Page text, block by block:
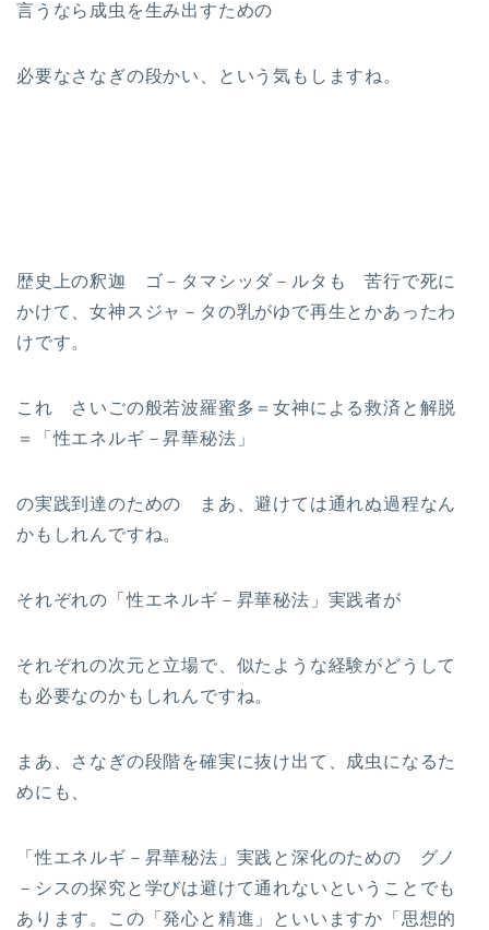
言うなら成虫を生み出すための
必要なさなぎの段かい、という気もしますね。
歴史上の釈迦 ゴ－タマシッダ－ルタも 苦行で死に
かけて、女神スジャ－タの乳がゆで再生とかあったわ
けです。
これ さいごの般若波羅蜜多＝女神による救済と解脱
＝「性エネルギ－昇華秘法」
の実践到達のための まあ、避けては通れぬ過程なん
かもしれんですね。
それぞれの「性エネルギ－昇華秘法」実践者が
それぞれの次元と立場で、似たような経験がどうして
も必要なのかもしれんですね。
まあ、さなぎの段階を確実に抜け出て、成虫になるた
めにも、
「性エネルギ－昇華秘法」実践と深化のための グノ
－シスの探究と学びは避けて通れないということでも
あります。この「発心と精進」といいますか「思想的